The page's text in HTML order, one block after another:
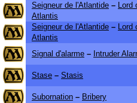
Seigneur de l'Atlantide – Lord
Atlantis
Seigneur de l'Atlantide – Lord
Atlantis
Signal d'alarme – Intruder
Stase – Stasis
Subornation – Bribery